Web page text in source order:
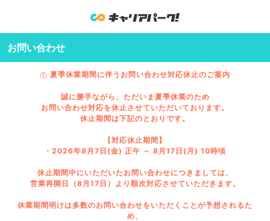
お問い合わせ
夏季休業期間に伴うお問い合わせ対応休止のご案内
誠に勝手ながら、ただいま夏季休業のため
お問い合わせ対応を休止させていただいております。
休止期間は下記のとおりです。
【対応休止期間】
・2026年8月7日(金) 正午 ～ 8月17日(月) 10時頃
休止期間中にいただいたお問い合わせにつきましては、
営業再開日（8月17日）より順次対応させていただきます。
休業期間明けは多数のお問い合わせをいただくことが予想されるた
め、